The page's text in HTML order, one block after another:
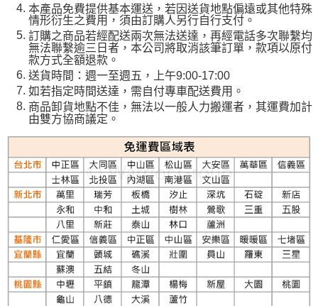
本產品免費提供基本運送，若因送貨地點偏遠或其他特殊
情形衍生之費用，須由訂購人另行自行支付。
訂購之商品若經配送兩次無法送達，再經電話多次聯繫均
無法聯繫逾三日者，本公司將取消該筆訂單，款項以原付
款方式全額退款。
送貨時間：週一至週五，上午9:00-17:00
如若指定時間送達，需自付專車配送費用。
商品卸貨地點不佳，無法以一般人力搬運者，其運費加計
由雙方協商議定。